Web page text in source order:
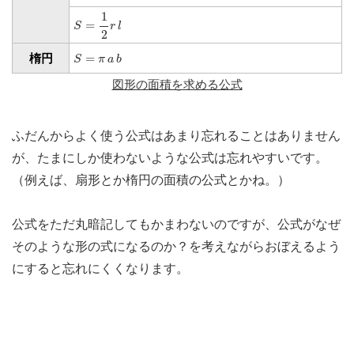
図形の面積を求める公式
S =
1
2
r l
S=12rl
楕円 S = π a b
S
ふだんからよく使う公式はあまり忘れることはありません
が、たまにしか使わないような公式は忘れやすいです。
（例えば、扇形とか楕円の面積の公式とかね。）
公式をただ丸暗記してもかまわないのですが、公式がなぜ
そのような形の式になるのか？を考えながらおぼえるよう
にすると忘れにくくなります。